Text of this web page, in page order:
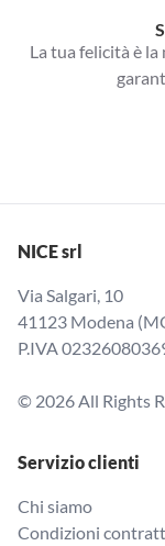
La tua felicità è
NICE srl
Via Salgari, 10
41123 Modena
P.IVA
© 2026 All Rights
Servizio clienti
Chi siamo
Condizioni